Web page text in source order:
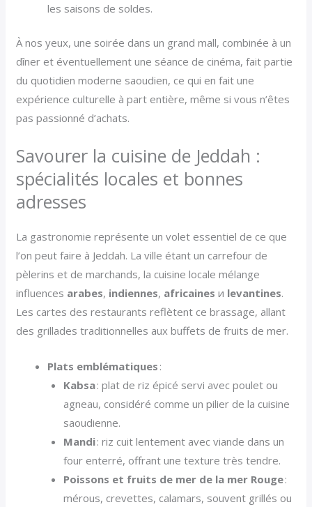
les saisons de soldes.
À nos yeux, une soirée dans un grand mall, combinée à un
dîner et éventuellement une séance de cinéma, fait partie
du quotidien moderne saoudien, ce qui en fait une
expérience culturelle à part entière, même si vous n’êtes
pas passionné d’achats.
Savourer la cuisine de Jeddah :
spécialités locales et bonnes
adresses
La gastronomie représente un volet essentiel de ce que
l’on peut faire à Jeddah. La ville étant un carrefour de
pèlerins et de marchands, la cuisine locale mélange
influences arabes, indiennes, africaines и levantines.
Les cartes des restaurants reflètent ce brassage, allant
des grillades traditionnelles aux buffets de fruits de mer.
Plats emblématiques :
Kabsa: plat de riz épicé servi avec poulet ou
agneau, considéré comme un pilier de la cuisine
saoudienne.
Mandi: riz cuit lentement avec viande dans un
four enterré, offrant une texture très tendre.
Poissons et fruits de mer de la mer Rouge:
mérous, crevettes, calamars, souvent grillés ou